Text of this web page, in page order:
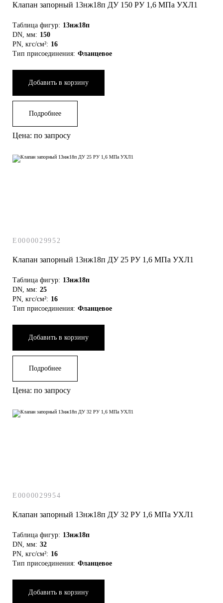
Клапан запорный 13нж18п ДУ 150 РУ 1,6 МПа УХЛ1
Таблица фигур: 13нж18п
DN, мм: 150
PN, кгс/см²: 16
Тип присоединения: Фланцевое
Добавить в корзину
Подробнее
Цена: по запросу
E0000029952
Клапан запорный 13нж18п ДУ 25 РУ 1,6 МПа УХЛ1
Таблица фигур: 13нж18п
DN, мм: 25
PN, кгс/см²: 16
Тип присоединения: Фланцевое
Добавить в корзину
Подробнее
Цена: по запросу
E0000029954
Клапан запорный 13нж18п ДУ 32 РУ 1,6 МПа УХЛ1
Таблица фигур: 13нж18п
DN, мм: 32
PN, кгс/см²: 16
Тип присоединения: Фланцевое
Добавить в корзину